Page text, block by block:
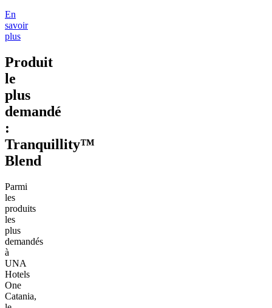
En
savoir
plus
Produit
le
plus
demandé
:
Tranquillity™
Blend
Parmi
les
produits
les
plus
demandés
à
UNA
Hotels
One
Catania,